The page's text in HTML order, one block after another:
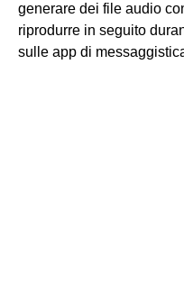
generare dei file audio
riprodurre in seguito
sulle app di